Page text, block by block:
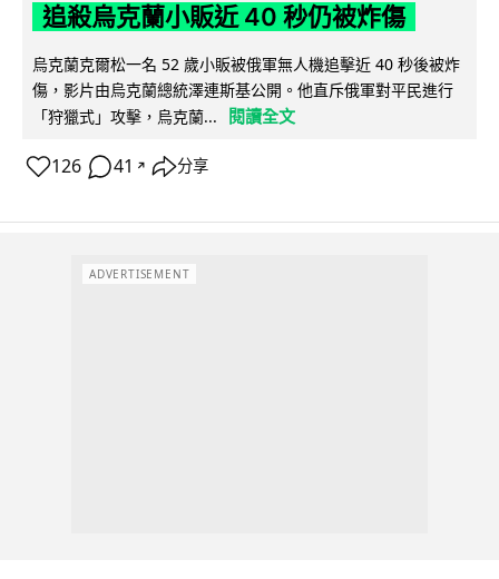
追殺烏克蘭小販近 40 秒仍被炸傷
烏克蘭克爾松一名 52 歲小販被俄軍無人機追擊近 40 秒後被炸
傷，影片由烏克蘭總統澤連斯基公開。他直斥俄軍對平民進行
「狩獵式」攻擊，烏克蘭...
閱讀全文
126 41 ↗ 分享
ADVERTISEMENT